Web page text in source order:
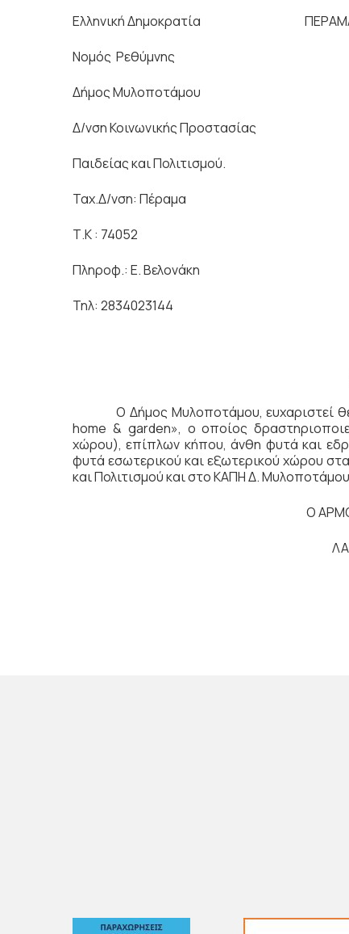
Ελληνική Δημοκρατία ΠΕΡΑΜΑ
Νομός
Δήμος Μυλοποτάμου
Δ/νση Κοινωνικής Προστασίας
Παιδείας και Πολιτισμού.
Ταχ.Δ/νση:
Τ.Κ : 74052
Πληροφ.: Ε. Βελονάκη
Τηλ: 2834023144
Ο Δήμος Μυλοποτάμου, ευχαριστεί
home & garden», ο οποίος
χώρου), επίπλων κήπου, άνθη φυτά και
φυτά εσωτερικού και εξωτερικού χώρου
και Πολιτισμού και στο ΚΑΠΗ Δ.
Ο